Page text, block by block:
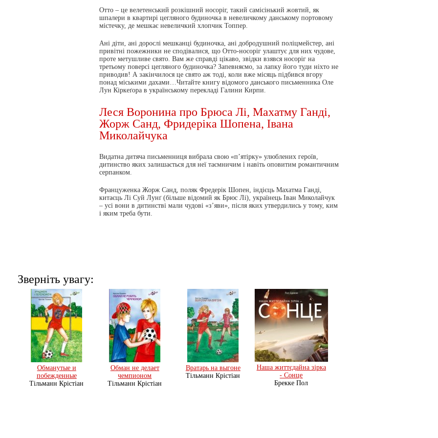
Отто – це велетенський розкішний носоріг, такий самісінький жовтий, як
шпалери в квартирі цегляного будиночка в невеличкому данському портовому
містечку, де мешкає невеличкий хлопчик Топпер.
Ані діти, ані дорослі мешканці будиночка, ані добродушний поліцмейстер, ані
привітні пожежники не сподівалися, що Отто-носоріг улаштує для них чудове,
проте метушливе свято. Вам же справді цікаво, звідки взявся носоріг на
третьому поверсі цегляного будиночка? Запевняємо, за лапку його туди ніхто не
приводив! А закінчилося це свято аж тоді, коли вже місяць підбився вгору
понад міськими дахами…Читайте книгу відомого данського письменника Оле
Лун Кіркеґора в українському перекладі Галини Кирпи.
Леся Воронина про Брюса Лі, Махатму Ганді,
Жорж Санд, Фридеріка Шопена, Івана
Миколайчука
Видатна дитяча письменниця вибрала свою «п’ятірку» улюблених героїв,
дитинство яких залишається для неї таємничим і навіть оповитим романтичним
серпанком.
Француженка Жорж Санд, поляк Фредерік Шопен, індієць Махатма Ганді,
китаєць Лі Суй Лунґ (більше відомий як Брюс Лі), українець Іван Миколайчук
– усі вони в дитинстві мали чудові «з’яви», після яких утвердились у тому, ким
і яким треба бути.
Звернiть увагу:
Обманутые и
побежденные
Тільманн Крістіан
Обман не делает
чемпионом
Тільманн Крістіан
Вратарь на выгоне
Тільманн Крістіан
Наша життєдайна зiрка
- Сонце
Брекке Пол